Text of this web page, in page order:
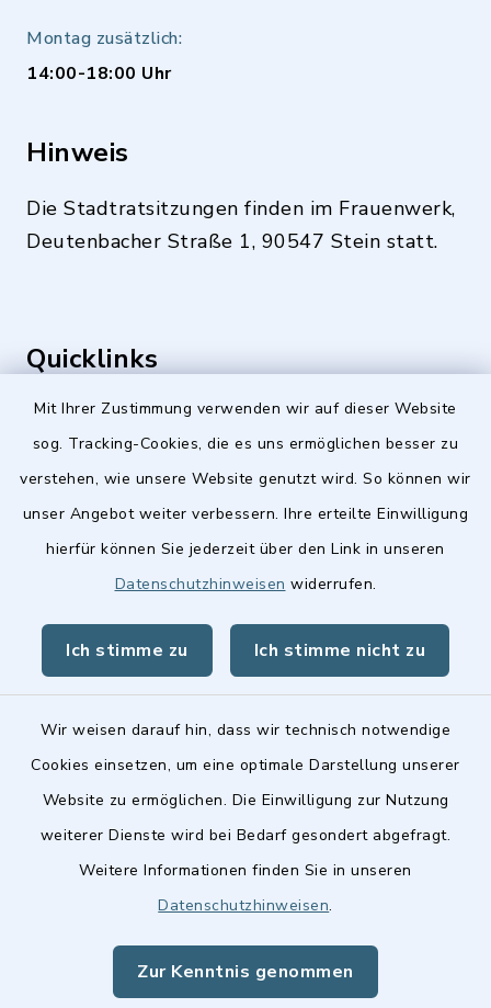
Mit Ihrer Zustimmung verwenden wir auf dieser Website
sog. Tracking-Cookies, die es uns ermöglichen besser zu
verstehen, wie unsere Website genutzt wird. So können wir
unser Angebot weiter verbessern. Ihre erteilte Einwilligung
hierfür können Sie jederzeit über den Link in unseren
Datenschutzhinweisen widerrufen.
Ich stimme zu Ich stimme nicht zu
Wir weisen darauf hin, dass wir technisch notwendige
Cookies einsetzen, um eine optimale Darstellung unserer
Website zu ermöglichen. Die Einwilligung zur Nutzung
weiterer Dienste wird bei Bedarf gesondert abgefragt.
Weitere Informationen finden Sie in unseren
Datenschutzhinweisen.
Zur Kenntnis genommen
Montag zusätzlich:
14:00-18:00 Uhr
Hinweis
Die Stadtratsitzungen finden im Frauenwerk,
Deutenbacher Straße 1, 90547 Stein statt.
Quicklinks
Stellenangebote
BayernPortal
Landkreis Fürth
Kontakt
Barrierefreiheit
Impressum
Sitemap